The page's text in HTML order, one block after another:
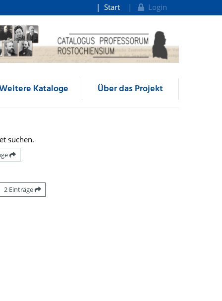
Start Login
Kataloge Über das Projekt
suchen.
2 Einträge